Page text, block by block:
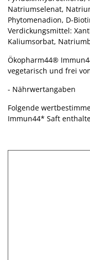
Natriumselenat,
Phytomenadion, D-
Verdickungsmittel:
Kaliumsorbat,
Ökopharm44®
vegetarisch und frei
- Nährwertangaben
Folgende
Immun44* Saft